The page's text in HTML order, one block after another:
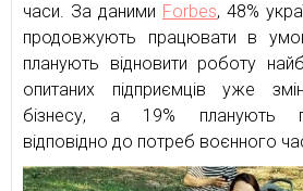
часи. За даними Forbes, 48%
продовжують працювати в
планують відновити роботу
опитаних підприємців уже
бізнесу, а 19% планують
відповідно до потреб воєнного